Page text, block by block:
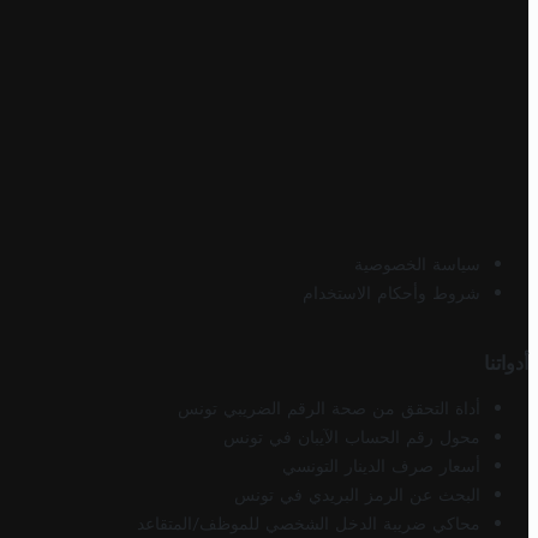
سياسة الخصوصية
شروط وأحكام الاستخدام
أدواتنا
أداة التحقق من صحة الرقم الضريبي تونس
محول رقم الحساب الآيبان في تونس
أسعار صرف الدينار التونسي
البحث عن الرمز البريدي في تونس
محاكي ضريبة الدخل الشخصي للموظف/المتقاعد